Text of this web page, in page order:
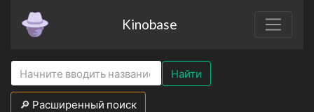
Kinobase
Найти
🔎 Расширенный поиск